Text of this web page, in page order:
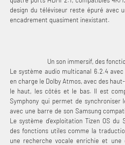
design du téléviseur reste épuré avec
encadrement quasiment inexistant.
Un son immersif, des
Le système audio multicanal 6.2.4
en charge le Dolby Atmos, avec des
le haut, les côtés et le bas. Il est
Symphony qui permet de synchroniser
avec une barre de son Samsung
Le système d’exploitation Tizen OS du
des fonctions utiles comme la
une recherche vocale enrichie et